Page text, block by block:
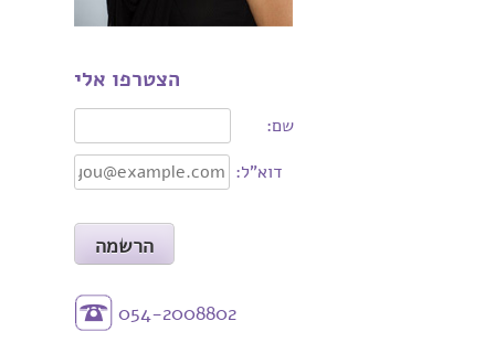
הצטרפו אלי
שם:
דוא"ל:
054-2008802